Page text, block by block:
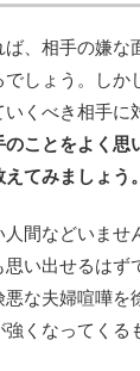
、相手の嫌な
しょう。しか
くべき相手に
のことをよく思
てみましょう。
間などいませ
い出せるはず
な夫婦喧嘩を
くなってくる